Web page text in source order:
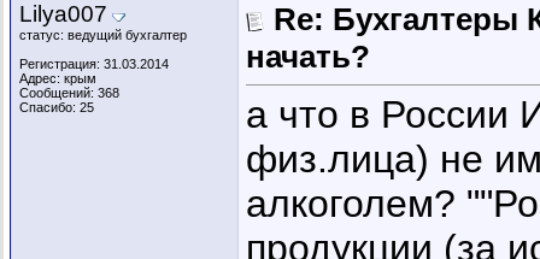
Lilya007
статус: ведущий бухгалтер
Регистрация: 31.03.2014
Адрес: крым
Сообщений: 368
Спасибо: 25
Re: Бухгалтеры
начать?
а что в России
физ.лица) не
алкоголем?
продукции (за